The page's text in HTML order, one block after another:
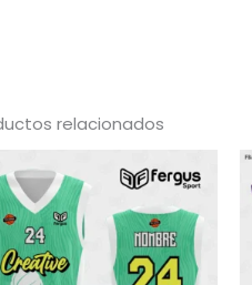
relacionados